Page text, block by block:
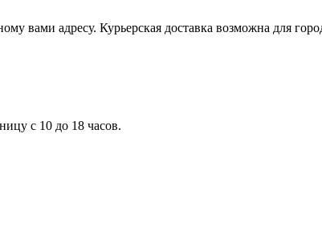
вами адресу. Курьерская доставка возможна для
с 10 до 18 часов.